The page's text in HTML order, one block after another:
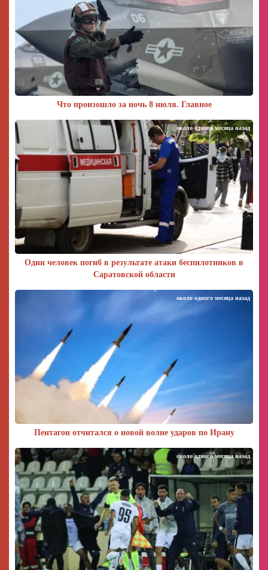
Что произошло за ночь 8 июля. Главное
Один человек погиб в результате атаки беспилотников в
Саратовской области
около одного месяца назад
Пентагон отчитался о новой волне ударов по Ирану
около одного месяца назад
около одного месяца назад